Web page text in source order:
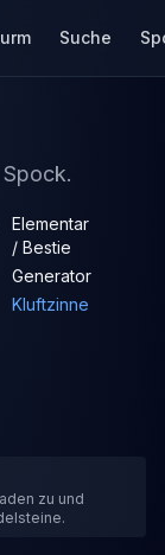
Suche
Elementar
/ Bestie
Generator
Kluftzinne
zu und